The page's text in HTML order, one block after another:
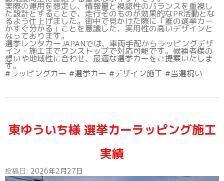
実際の運用を想定し、情報量と視認性のバランスを重視し
た設計とすることで、走行そのものが効果的なPR活動とな
るよう仕上げました。街中で見かけた際に「誰の選挙カー
かすぐ分かる」ことを意識した、実用性の高いデザインと
なっております。
選挙レンタカーJAPANでは、車両手配からラッピングデザ
イン・施工までワンストップで対応可能です。候補者様の
想いや地域性に合わせ、最適な選挙カーをご提案いたしま
す。
#ラッピングカー #選挙カー #デザイン施工 #当選祝い
東ゆういち様 選挙カーラッピング施工
実績
投稿日: 2026年2月27日